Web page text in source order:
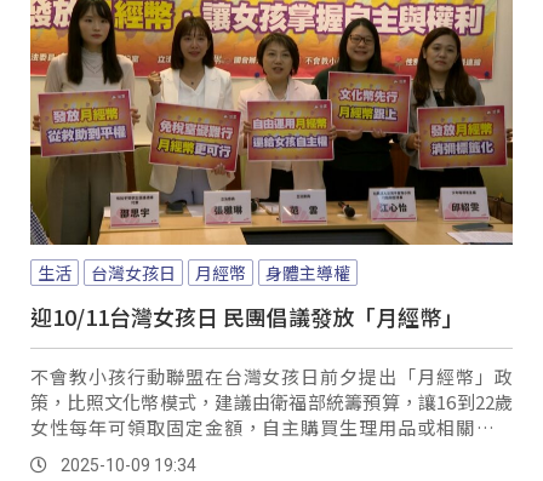
生活 台灣女孩日 月經幣 身體主導權
迎10/11台灣女孩日 民團倡議發放「月經幣」
不會教小孩行動聯盟在台灣女孩日前夕提出「月經幣」政
策，比照文化幣模式，建議由衛福部統籌預算，讓16到22歲
女性每年可領取固定金額，自主購買生理用品或相關必需
品，落實身體自主與平權。
2025-10-09 19:34